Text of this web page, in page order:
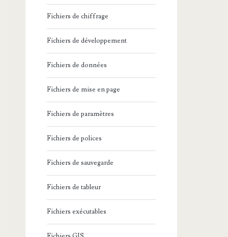
Fichiers de chiffrage
Fichiers de développement
Fichiers de données
Fichiers de mise en page
Fichiers de paramètres
Fichiers de polices
Fichiers de sauvegarde
Fichiers de tableur
Fichiers exécutables